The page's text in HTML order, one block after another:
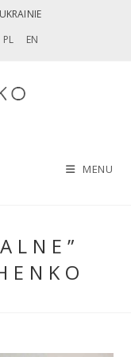
PL EN
MENU